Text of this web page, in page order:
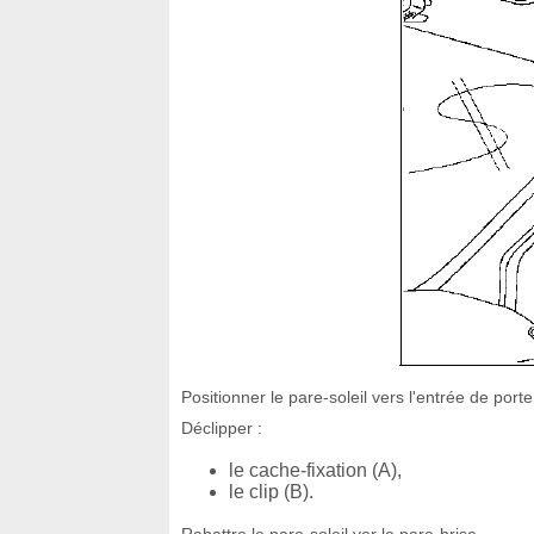
Positionner le pare-soleil vers l'entrée de
Déclipper :
le cache-fixation (A),
le clip (B).